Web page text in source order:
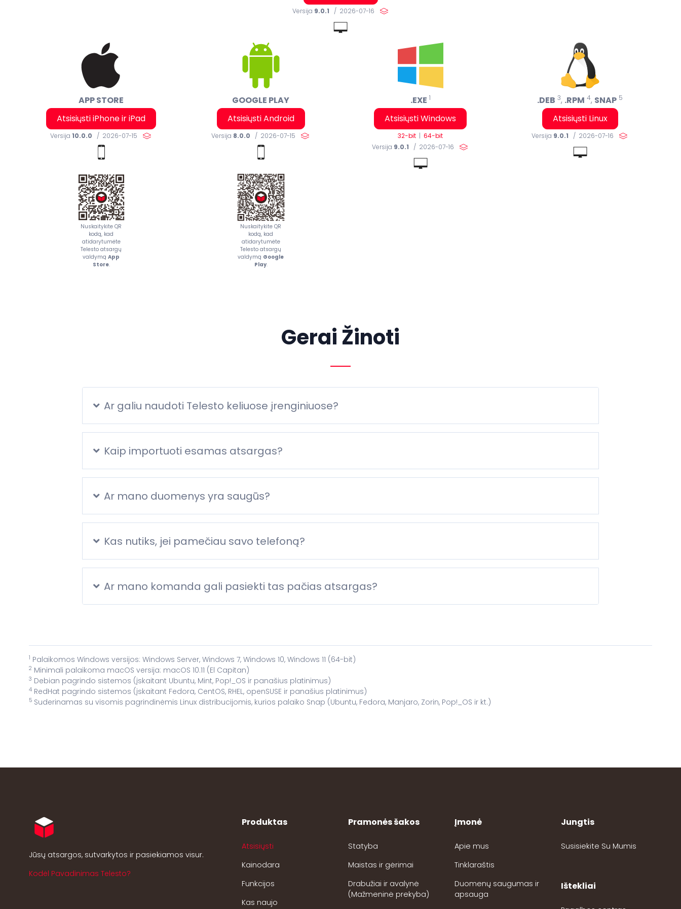
Versija 9.0.1 / 2026-07-16
APP STORE
Atsisiųsti iPhone ir iPad
Versija 10.0.0 / 2026-07-15
Nuskaitykite QR
kodą, kad
atidarytumėte
Telesto atsargų
valdymą App
Store.
GOOGLE PLAY
Atsisiųsti Android
Versija 8.0.0 / 2026-07-15
Nuskaitykite QR
kodą, kad
atidarytumėte
Telesto atsargų
valdymą Google
Play.
.EXE 1
Atsisiųsti Windows
32-bit | 64-bit
Versija 9.0.1 / 2026-07-16
.DEB 3, .RPM 4, SNAP 5
Atsisiųsti Linux
Versija 9.0.1 / 2026-07-16
Gerai Žinoti
Ar galiu naudoti Telesto keliuose įrenginiuose?
Kaip importuoti esamas atsargas?
Ar mano duomenys yra saugūs?
Kas nutiks, jei pamečiau savo telefoną?
Ar mano komanda gali pasiekti tas pačias atsargas?
1 Palaikomos Windows versijos: Windows Server, Windows 7, Windows 10, Windows 11 (64-bit)
2 Minimali palaikoma macOS versija: macOS 10.11 (El Capitan)
3 Debian pagrindo sistemos (įskaitant Ubuntu, Mint, Pop!_OS ir panašius platinimus)
4 RedHat pagrindo sistemos (įskaitant Fedora, CentOS, RHEL, openSUSE ir panašius platinimus)
5 Suderinamas su visomis pagrindinėmis Linux distribucijomis, kurios palaiko Snap (Ubuntu, Fedora, Manjaro, Zorin, Pop!_OS ir kt.)
Jūsų atsargos, sutvarkytos ir pasiekiamos visur.
Kodėl Pavadinimas Telesto?
Produktas
Atsisiųsti
Kainodara
Funkcijos
Kas naujo
Pramonės šakos
Statyba
Maistas ir gėrimai
Drabužiai ir avalynė
(Mažmeninė prekyba)
Įmonė
Apie mus
Tinklaraštis
Duomenų saugumas ir
apsauga
Jungtis
Susisiekite Su Mumis
Ištekliai